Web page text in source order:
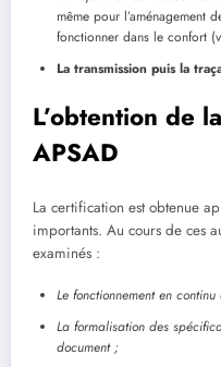
même pour l’aménagement
fonctionner dans le confort
La transmission puis la
L’obtention de
APSAD
La certification est obtenue
importants. Au cours de ces
examinés :
Le fonctionnement en
La formalisation des
document ;